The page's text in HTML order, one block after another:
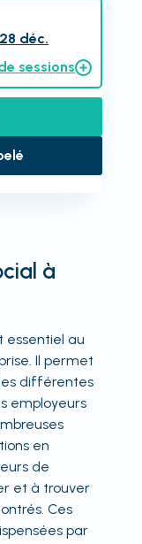
28 déc.
sessions
à
essentiel au
Il permet
différentes
employeurs
en
de
et à trouver
Ces
par